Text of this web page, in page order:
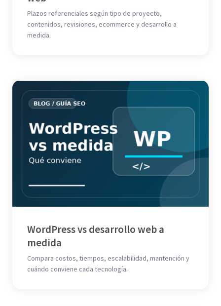
Plazos referenciales según tipo de proyecto,
contenidos, revisiones, ecommerce y desarrollo a
medida.
WordPress vs desarrollo web a
medida
Compara costos, tiempos, escalabilidad, mantención y
cuándo conviene cada tecnología.